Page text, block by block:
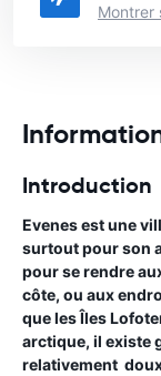
Montrer
Introduction
Evenes est une
surtout pour son
pour se rendre
côte, ou aux
que les Îles
arctique, il existe
relativement